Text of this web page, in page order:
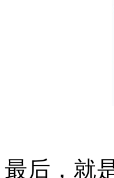
最后，就